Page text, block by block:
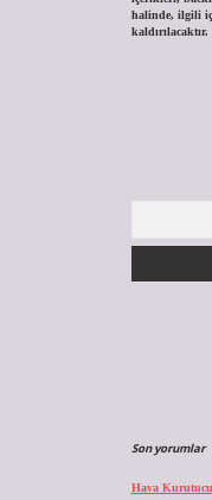
halinde, ilgili
kaldırılacaktır.
Son yorumlar
Hava